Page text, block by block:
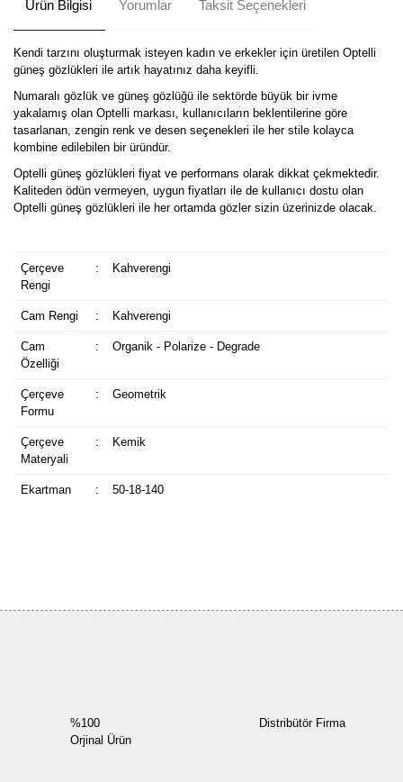
Ürün Bilgisi Yorumlar Taksit Seçenekleri
Kendi tarzını oluşturmak isteyen kadın ve erkekler için üretilen Optelli
güneş gözlükleri ile artık hayatınız daha keyifli.
Numaralı gözlük ve güneş gözlüğü ile sektörde büyük bir ivme
yakalamış olan Optelli markası, kullanıcıların beklentilerine göre
tasarlanan, zengin renk ve desen seçenekleri ile her stile kolayca
kombine edilebilen bir üründür.
Optelli güneş gözlükleri fiyat ve performans olarak dikkat çekmektedir.
Kaliteden ödün vermeyen, uygun fiyatları ile de kullanıcı dostu olan
Optelli güneş gözlükleri ile her ortamda gözler sizin üzerinizde olacak.
Çerçeve
Rengi
: Kahverengi
Cam Rengi : Kahverengi
Cam
Özelliği
: Organik - Polarize - Degrade
Çerçeve
Formu
: Geometrik
Çerçeve
Materyali
: Kemik
Ekartman : 50-18-140
%100
Orjinal Ürün
Distribütör Firma